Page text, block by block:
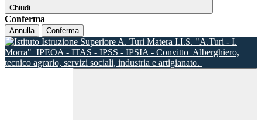
Chiudi
Conferma
Annulla Conferma
I.I.S. "A.Turi - I.
Morra" IPEOA - ITAS - IPSS - IPSIA - Convitto Alberghiero,
tecnico agrario, servizi sociali, industria e artigianato.